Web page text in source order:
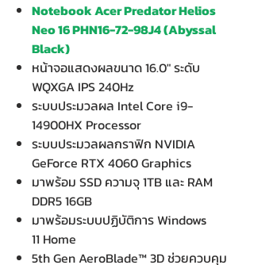
Notebook Acer Predator Helios
Neo 16 PHN16-72-98J4 (Abyssal
Black)
หน้าจอแสดงผลขนาด 16.0" ระดับ
WQXGA IPS 240Hz
ระบบประมวลผล Intel Core i9-
14900HX Processor
ระบบประมวลผลกราฟิก NVIDIA
GeForce RTX 4060 Graphics
มาพร้อม SSD ความจุ 1TB และ RAM
DDR5 16GB
มาพร้อมระบบปฏิบัติการ Windows
11 Home
5th Gen AeroBlade™ 3D ช่วยควบคุม